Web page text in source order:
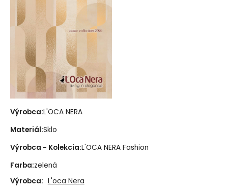
Výrobca:L'OCA NERA
Materiál:Sklo
Výrobca - Kolekcia:L'OCA NERA Fashion
Farba:zelená
Výrobca: L'oca Nera